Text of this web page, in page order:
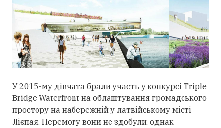
У 2015-му дівчата брали участь у конкурсі Triple
Bridge Waterfront на облаштування громадського
простору на набережній у латвійському місті
Лієпая. Перемогу вони не здобули, однак